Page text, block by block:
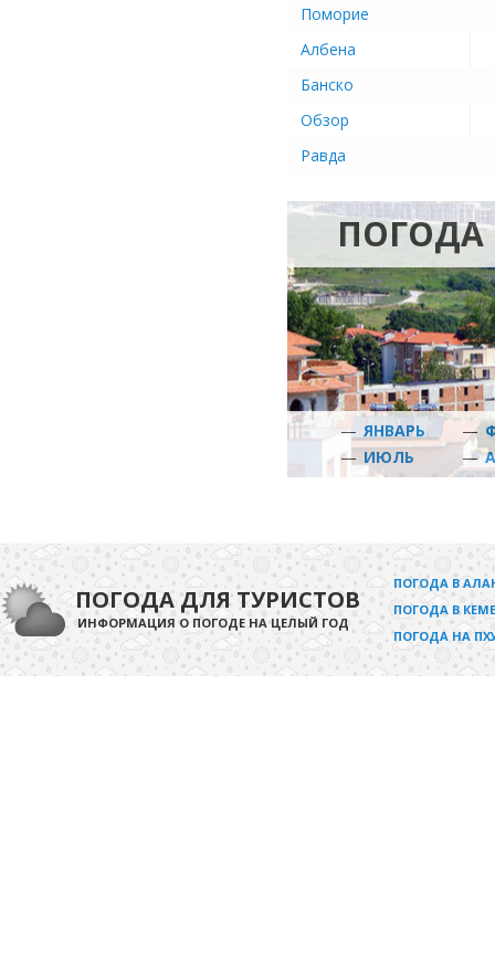
Поморие
Албена
Банско
Обзор
Равда
ПОГОДА
— ЯНВАРЬ —
— ИЮЛЬ —
ПОГОДА ДЛЯ ТУРИСТОВ
ИНФОРМАЦИЯ О ПОГОДЕ НА ЦЕЛЫЙ ГОД
ПОГОДА В
ПОГОДА В
ПОГОДА НА